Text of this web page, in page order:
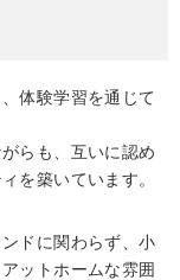
体験学習を通じて
らも、互いに認め
を築いています。
ドに関わらず、小
ットホームな雰囲